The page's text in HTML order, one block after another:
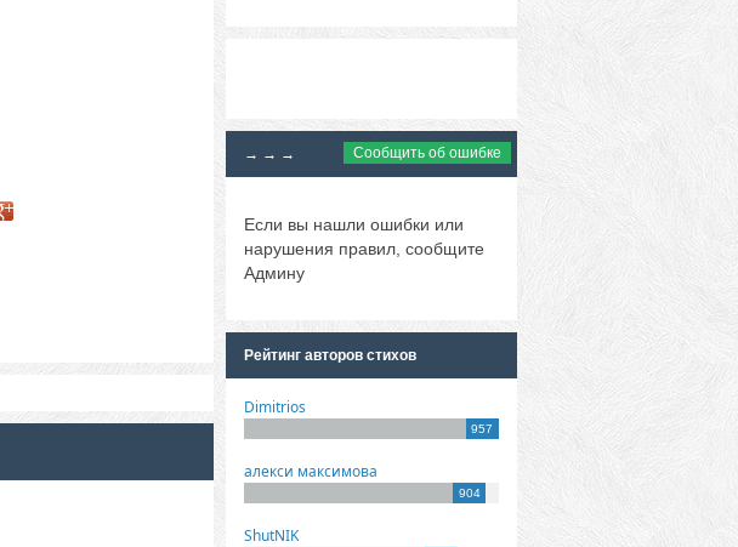
→ → → Сообщить об ошибке
Если вы нашли ошибки или
нарушения правил, сообщите
Админу
Рейтинг авторов стихов
Dimitrios
957
алекси максимова
904
ShutNIK